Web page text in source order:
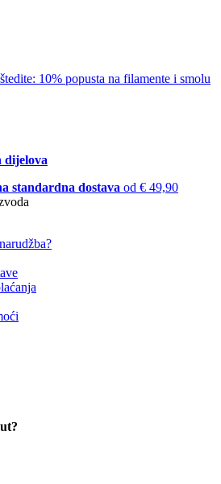
10% popusta na filamente i smolu
dijelova
standardna dostava od € 49,90